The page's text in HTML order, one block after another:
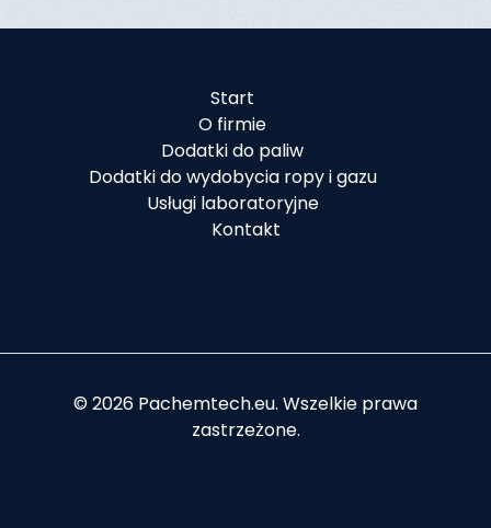
Start
O firmie
Dodatki do paliw
Dodatki do wydobycia ropy i gazu
Usługi laboratoryjne
Kontakt
© 2026 Pachemtech.eu. Wszelkie prawa
zastrzeżone.